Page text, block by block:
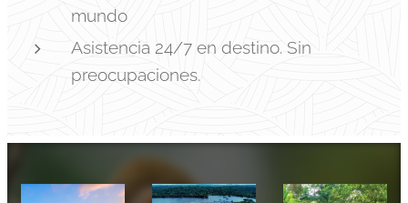
mundo
Asistencia 24/7 en destino. Sin
preocupaciones.